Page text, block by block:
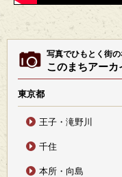
写真でひもとく街
このまちアー
東京都
王子・滝野川
千住
本所・向島